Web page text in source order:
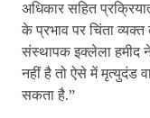
अधिकार सहित
के प्रभाव पर चिंता
संस्थापक इक्लेला हमीद
नहीं है तो ऐसे में मृत्युदंड
सकता है.”